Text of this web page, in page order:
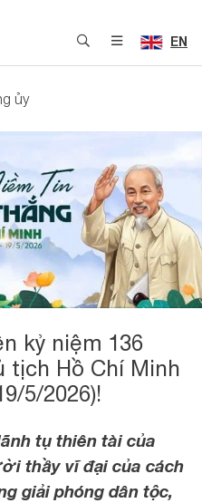
EN
ủy
kỷ niệm 136
tịch Hồ Chí Minh
5/2026)!
tụ thiên tài của
thầy vĩ đại của cách
giải phóng dân tộc,